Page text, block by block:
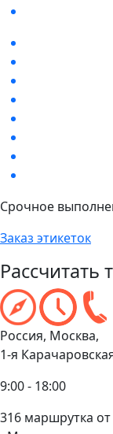
Срочное
Заказ этикеток
Рассчитать
Россия, Москва,
1-я
9:00 - 18:00
316 маршрутка от